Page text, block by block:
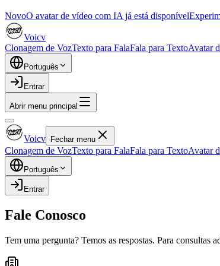
NovoO avatar de vídeo com IA já está disponível
Voicv
Clonagem de VozTexto para FalaFala para TextoAvatar
Português
Entrar
Abrir menu principal
Voicv Fechar menu
Clonagem de VozTexto para FalaFala para TextoAvatar
Português
Entrar
Fale Conosco
Tem uma pergunta? Temos as respostas. Para consultas